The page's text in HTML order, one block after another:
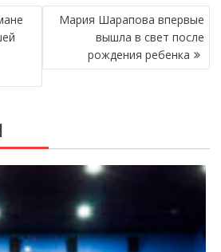
Мария Шарапова впервые
вышла в свет после
рождения ребенка